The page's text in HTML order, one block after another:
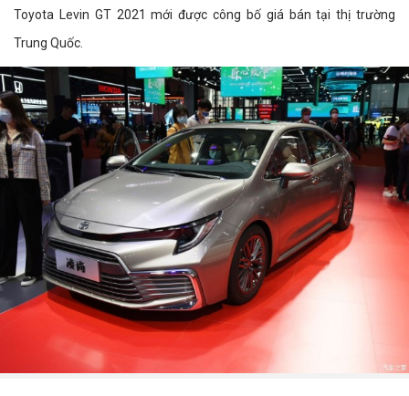
Toyota Levin GT 2021 mới được công bố giá bán tại thị trường
Trung Quốc.